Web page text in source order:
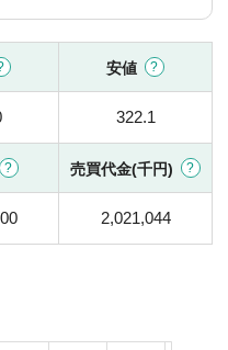
安値
322.1
売買代金(千円)
2,021,044